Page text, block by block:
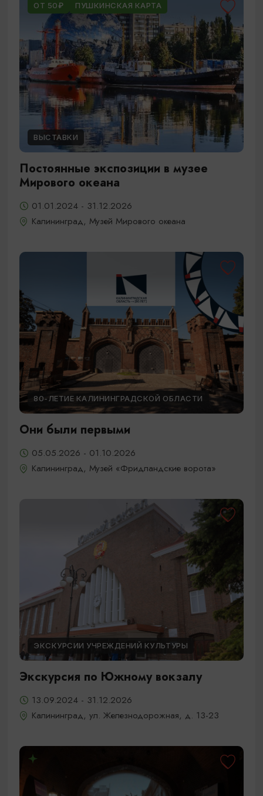
ОТ 50₽ ПУШКИНСКАЯ КАРТА
ВЫСТАВКИ
Постоянные экспозиции в музее
Мирового океана
01.01.2024 - 31.12.2026
Калининград, Музей Мирового океана
80-ЛЕТИЕ КАЛИНИНГРАДСКОЙ ОБЛАСТИ
Они были первыми
05.05.2026 - 01.10.2026
Калининград, Музей «Фридландские ворота»
ЭКСКУРСИИ УЧРЕЖДЕНИЙ КУЛЬТУРЫ
Экскурсия по Южному вокзалу
13.09.2024 - 31.12.2026
Калининград, ул. Железнодорожная, д. 13-23